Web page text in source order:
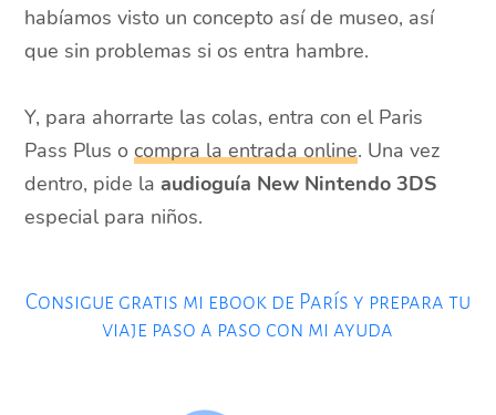
habíamos visto un concepto así de museo, así
que sin problemas si os entra hambre.
Y, para ahorrarte las colas, entra con el Paris
Pass Plus ocompra la entrada online. Una vez
dentro, pide laaudioguía New Nintendo 3DS
especial para niños.
Consigue gratis mi ebook de París y prepara tu
viaje paso a paso con mi ayuda